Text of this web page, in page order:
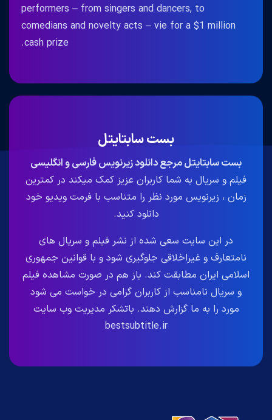
performers – from singers and dancers, to
comedians and novelty acts – vie for a $1 million
cash prize.
بست سابتایتل
بست سابتایتل مرجع دانلود زیرنویس فارسی و انگلیسی
فیلم و سریال به شما کاربران عزیز کمک میکند در کمترین
زمان ، زیرنویس مورد نظر را متناسب با فرمت ویدیو خود
دانلود کنید.
در این سایت سعی شده از نشر فیلم و سریال های
نامتعارف و غیراخلاقی جلوگیری شود و با قوانین جمهوری
اسلامی ایران مطابقت کند. باز هم در صورت مشاهده فیلم
و سریال نامناسب از کاربران گرامی در خواست می شود
مورد را به ما گزارش دهند. باتشکر مدیریت وب سایت
bestsubtitle.ir